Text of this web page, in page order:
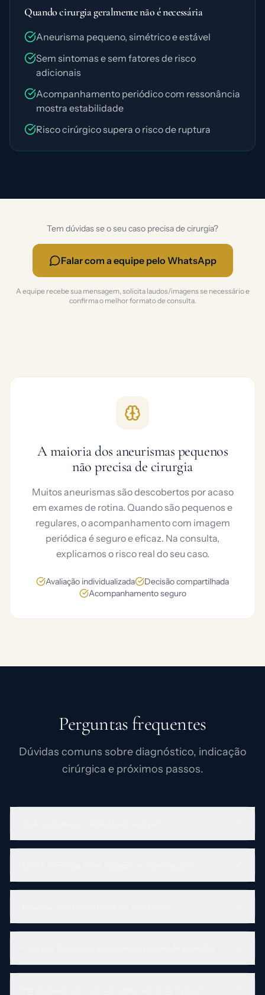
Quando cirurgia geralmente não é necessária
Aneurisma pequeno, simétrico e estável
Sem sintomas e sem fatores de risco
adicionais
Acompanhamento periódico com ressonância
mostra estabilidade
Risco cirúrgico supera o risco de ruptura
Tem dúvidas se o seu caso precisa de cirurgia?
Falar com a equipe pelo WhatsApp
A equipe recebe sua mensagem, solicita laudos/imagens se necessário e
confirma o melhor formato de consulta.
A maioria dos aneurismas pequenos
não precisa de cirurgia
Muitos aneurismas são descobertos por acaso
em exames de rotina. Quando são pequenos e
regulares, o acompanhamento com imagem
periódica é seguro e eficaz. Na consulta,
explicamos o risco real do seu caso.
Avaliação individualizada
Decisão compartilhada
Acompanhamento seguro
Perguntas frequentes
Dúvidas comuns sobre diagnóstico, indicação
cirúrgica e próximos passos.